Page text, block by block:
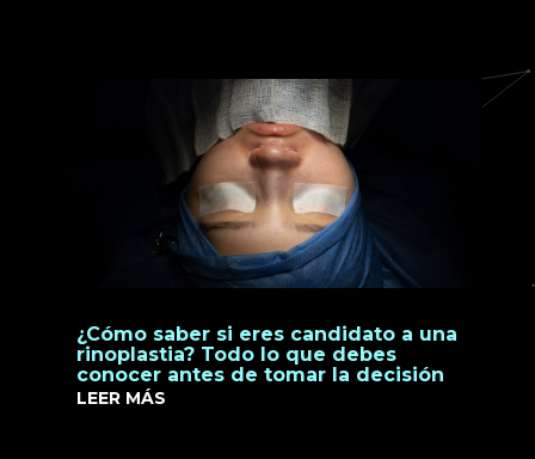
¿Cómo saber si eres candidato a una
rinoplastia? Todo lo que debes
conocer antes de tomar la decisión
LEER MÁS